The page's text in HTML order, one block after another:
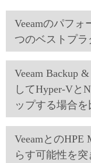
Veeamのパフ
つのベストプラ
Veeam Backup
してHyper-Vと
ップする場合を
VeeamとのHPE
らす可能性を突